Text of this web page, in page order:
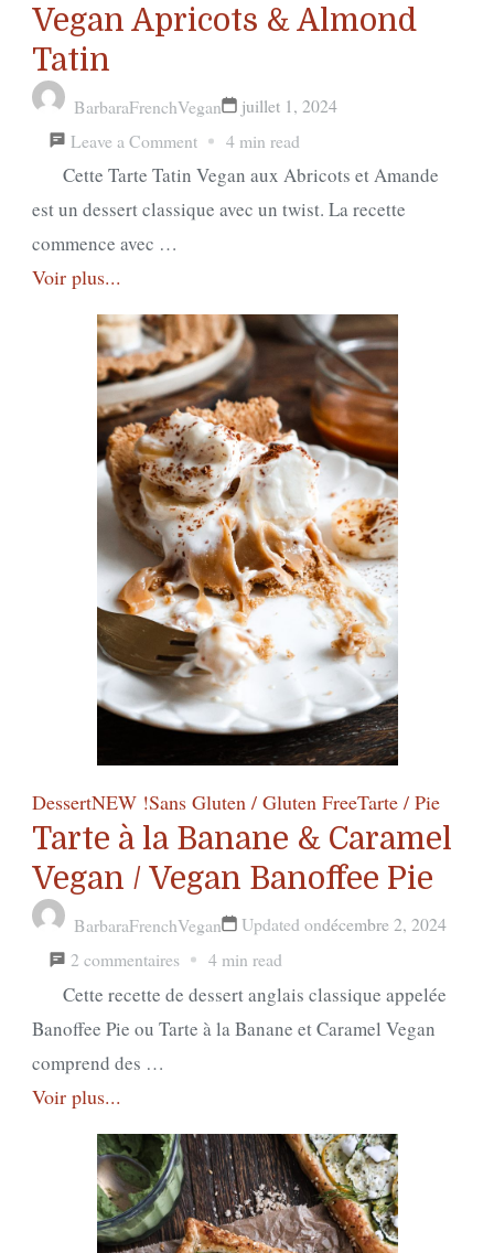
Vegan Apricots & Almond
Tatin
BarbaraFrenchVegan
juillet 1, 2024
Leave a Commenton
Tarte
Tatin
Abricots
et
Amande
/
Vegan
Apricots
&
Almond
Tatin
4 min read
Cette Tarte Tatin Vegan aux Abricots et Amande
est un dessert classique avec un twist. La recette
commence avec …
Voir plus...
DessertNEW !Sans Gluten / Gluten FreeTarte / Pie
Tarte à la Banane & Caramel
Vegan / Vegan Banoffee Pie
BarbaraFrenchVegan Updated ondécembre 2, 2024
2 commentairessur
Tarte
à
&
Caramel
Vegan
/
4 min read
Cette recette de dessert anglais classique appelée
Banoffee Pie ou Tarte à la Banane et Caramel Vegan
comprend des …
Voir plus...